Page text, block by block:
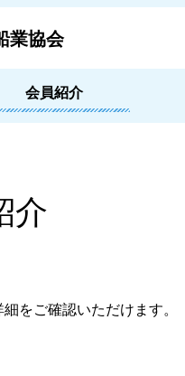
業協会
会員紹介
介
をご確認いただけます。